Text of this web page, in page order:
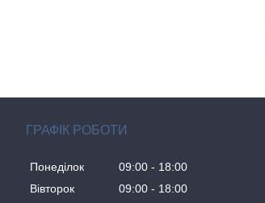
ГРАФІК РОБОТИ
Понеділок 09:00
18:00
Вівторок
09:00
18:00